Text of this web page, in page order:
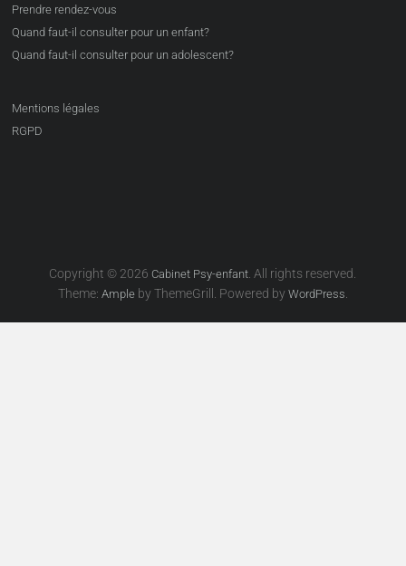
Prendre rendez-vous
Quand faut-il consulter pour un enfant?
Quand faut-il consulter pour un adolescent?
Mentions légales
RGPD
Copyright © 2026Cabinet Psy-enfant . All rights reserved.
Theme: Ampleby ThemeGrill. Powered by WordPress